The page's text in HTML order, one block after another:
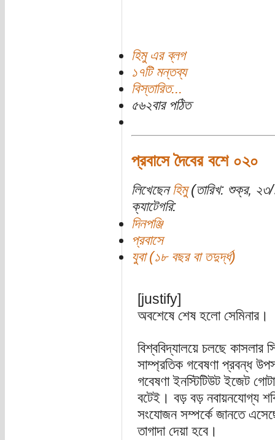
হিমু এর ব্লগ
১৭টি মন্তব্য
বিস্তারিত...
৫৬২বার পঠিত
প্রবাসে দৈবের বশে ০২০
লিখেছেনহিমু(তারিখ: শুক্র,
ক্যাটেগরি:
দিনপঞ্জি
প্রবাসে
যুবা (১৮ বছর বা তদুর্দ্ধ)
[justify]
অবশেষে শেষ হলো সেমিনার।
বিশ্ববিদ্যালয়ে চলছে কাসলার
সাম্প্রতিক গবেষণা প্রবন্ধ
গবেষণা ইনস্টিটিউট ইজেট
বটেই। বড় বড় নবায়নযোগ্য
সংযোজন সম্পর্কে জানতে
তাগাদা দেয়া হবে।